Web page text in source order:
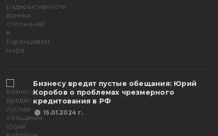
Бизнесу вредят пустые обещания: Юрий
Коробов о проблемах чрезмерного
кредитования в РФ
15.01.2024 г.